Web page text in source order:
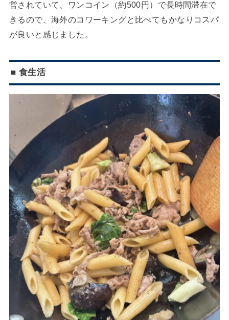
営されていて、ワンコイン（約500円）で長時間滞在で
きるので、海外のコワーキングと比べてもかなりコスパ
が良いと感じました。
■ 食生活